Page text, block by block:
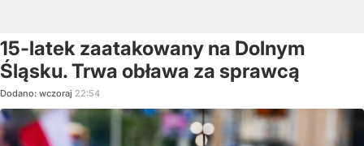
15-latek zaatakowany na Dolnym
Śląsku. Trwa obława za sprawcą
Dodano: wczoraj 22:54